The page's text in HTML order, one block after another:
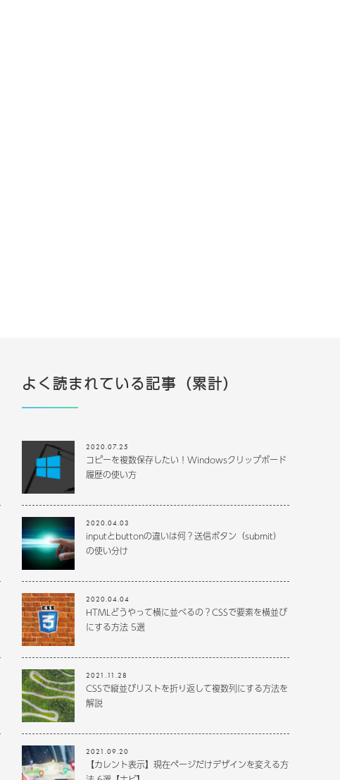
よく読まれている記事（累計）
2020.07.25
コピーを複数保存したい！Windowsクリップボード
履歴の使い方
2020.04.03
inputとbuttonの違いは何？送信ボタン（submit）
の使い分け
2020.04.04
HTMLどうやって横に並べるの？CSSで要素を横並び
にする方法 5選
2021.11.28
CSSで縦並びリストを折り返して複数列にする方法を
解説
2021.09.20
【カレント表示】現在ページだけデザインを変える方